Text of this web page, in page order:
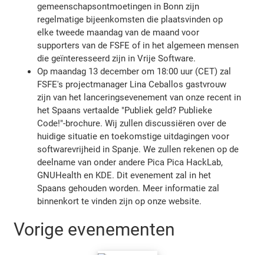
gemeenschapsontmoetingen in Bonn zijn
regelmatige bijeenkomsten die plaatsvinden op
elke tweede maandag van de maand voor
supporters van de FSFE of in het algemeen mensen
die geïnteresseerd zijn in Vrije Software.
Op maandag 13 december om 18:00 uur (CET) zal
FSFE's projectmanager Lina Ceballos gastvrouw
zijn van het lanceringsevenement van onze recent in
het Spaans vertaalde "Publiek geld? Publieke
Code!"-brochure. Wij zullen discussiëren over de
huidige situatie en toekomstige uitdagingen voor
softwarevrijheid in Spanje. We zullen rekenen op de
deelname van onder andere Pica Pica HackLab,
GNUHealth en KDE. Dit evenement zal in het
Spaans gehouden worden. Meer informatie zal
binnenkort te vinden zijn op onze website.
Vorige evenementen